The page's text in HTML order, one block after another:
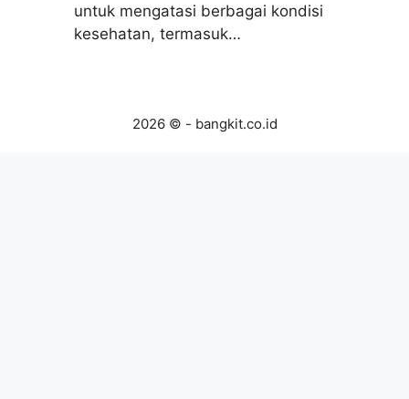
untuk mengatasi berbagai kondisi
kesehatan, termasuk…
2026 © - bangkit.co.id